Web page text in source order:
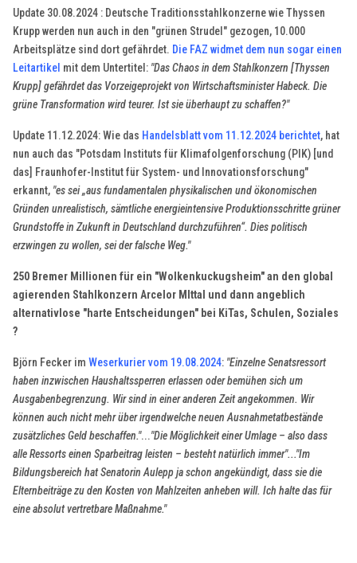
Update 30.08.2024 : Deutsche Traditionsstahlkonzerne wie Thyssen
Krupp werden nun auch in den "grünen Strudel" gezogen, 10.000
Arbeitsplätze sind dort gefährdet. Die FAZ widmet dem nun sogar einen
Leitartikel mit dem Untertitel: "Das Chaos in dem Stahlkonzern [Thyssen
Krupp] gefährdet das Vorzeigeprojekt von Wirtschaftsminister Habeck. Die
grüne Transformation wird teurer. Ist sie überhaupt zu schaffen?"
Update 11.12.2024: Wie das Handelsblatt vom 11.12.2024 berichtet, hat
nun auch das "Potsdam Instituts für Klimafolgenforschung (PIK) [und
das] Fraunhofer-Institut für System- und Innovationsforschung"
erkannt, "es sei „aus fundamentalen physikalischen und ökonomischen
Gründen unrealistisch, sämtliche energieintensive Produktionsschritte grüner
Grundstoffe in Zukunft in Deutschland durchzuführen“. Dies politisch
erzwingen zu wollen, sei der falsche Weg."
250 Bremer Millionen für ein "Wolkenkuckugsheim" an den global
agierenden Stahlkonzern Arcelor MIttal und dann angeblich
alternativlose "harte Entscheidungen" bei KiTas, Schulen, Soziales
?
Björn Fecker imWeserkurier vom 19.08.2024: "Einzelne Senatsressort
haben inzwischen Haushaltssperren erlassen oder bemühen sich um
Ausgabenbegrenzung. Wir sind in einer anderen Zeit angekommen. Wir
können auch nicht mehr über irgendwelche neuen Ausnahmetatbestände
zusätzliches Geld beschaffen."..."Die Möglichkeit einer Umlage – also dass
alle Ressorts einen Sparbeitrag leisten – besteht natürlich immer"..."Im
Bildungsbereich hat Senatorin Aulepp ja schon angekündigt, dass sie die
Elternbeiträge zu den Kosten von Mahlzeiten anheben will. Ich halte das für
eine absolut vertretbare Maßnahme."